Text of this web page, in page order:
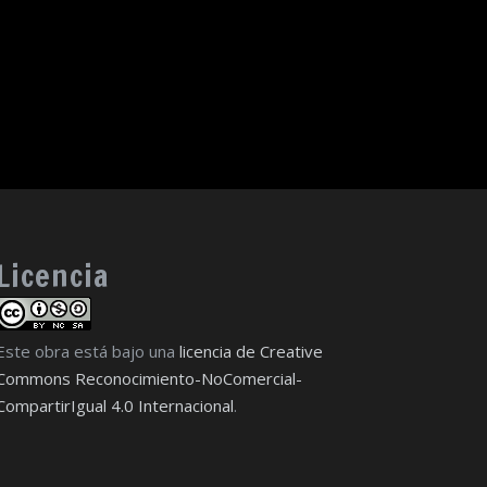
obra está bajo una licencia de Creative
Reconocimiento-NoComercial-
4.0 Internacional.